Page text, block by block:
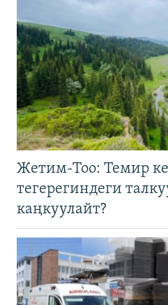
Жетим-Тоо: Темир
тегерегиндеги
каңкуулайт?